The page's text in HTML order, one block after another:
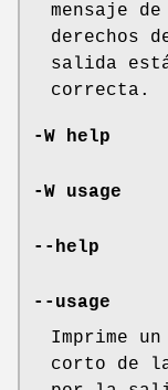
mensaje
derechos
salida
correcta.
-W help
-W usage
--help
--usage
Imprime
corto de